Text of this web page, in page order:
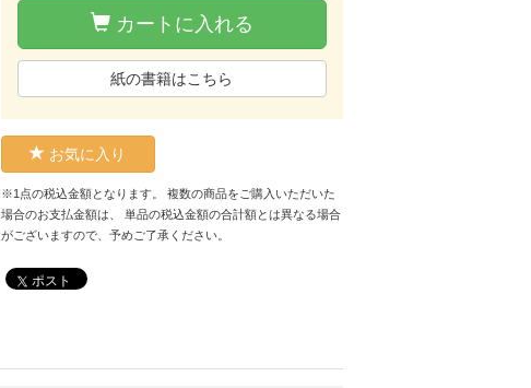
カートに入れる
紙の書籍はこちら
お気に入り
※1点の税込金額となります。 複数の商品をご購入いただいた
場合のお支払金額は、 単品の税込金額の合計額とは異なる場合
がございますので、予めご了承ください。
ポスト